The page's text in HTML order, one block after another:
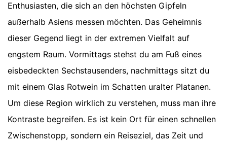
Enthusiasten, die sich an den höchsten Gipfeln
außerhalb Asiens messen möchten. Das Geheimnis
dieser Gegend liegt in der extremen Vielfalt auf
engstem Raum. Vormittags stehst du am Fuß eines
eisbedeckten Sechstausenders, nachmittags sitzt du
mit einem Glas Rotwein im Schatten uralter Platanen.
Um diese Region wirklich zu verstehen, muss man ihre
Kontraste begreifen. Es ist kein Ort für einen schnellen
Zwischenstopp, sondern ein Reiseziel, das Zeit und